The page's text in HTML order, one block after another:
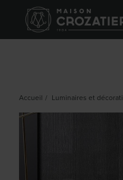
Accueil / Luminaires et